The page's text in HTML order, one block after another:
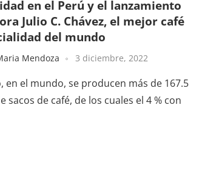
en el Perú y el lanzamiento
Julio C. Chávez, el mejor café
del mundo
Mendoza 3 diciembre, 2022
en el mundo, se producen más de 167.5
sacos de café, de los cuales el 4 % con